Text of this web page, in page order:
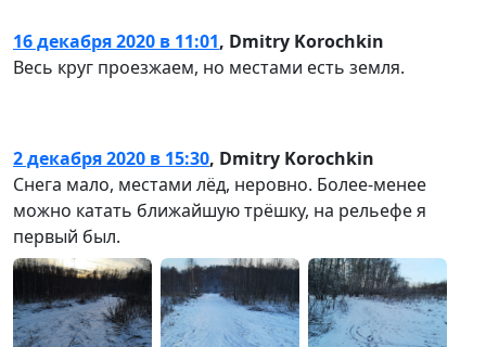
16 декабря 2020 в 11:01, Dmitry Korochkin
Весь круг проезжаем, но местами есть земля.
2 декабря 2020 в 15:30, Dmitry Korochkin
Снега мало, местами лёд, неровно. Более-менее
можно катать ближайшую трёшку, на рельефе я
первый был.